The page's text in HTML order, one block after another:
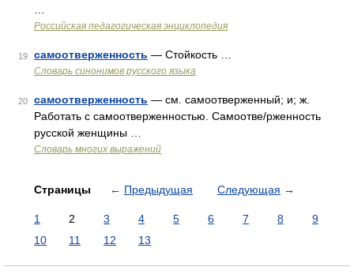
Российская педагогическая энциклопедия
19 самоотверженность — Стойкость …
Словарь синонимов русского языка
20 самоотверженность — см. самоотверженный; и; ж.
Работать с самоотверженностью. Самоотве/рженность
русской женщины …
Словарь многих выражений
Страницы ← Предыдущая Следующая →
1 2 3 4 5 6 7 8
9
10
11 12 13